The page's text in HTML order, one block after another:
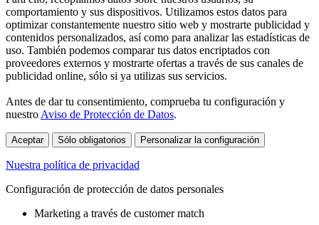
comportamiento y sus dispositivos. Utilizamos estos datos para
optimizar constantemente nuestro sitio web y mostrarte publicidad y
contenidos personalizados, así como para analizar las estadísticas de
uso. También podemos comparar tus datos encriptados con
proveedores externos y mostrarte ofertas a través de sus canales de
publicidad online, sólo si ya utilizas sus servicios.
Antes de dar tu consentimiento, comprueba tu configuración y
nuestro Aviso de Protección de Datos.
Aceptar Sólo obligatorios Personalizar la configuración
Nuestra política de privacidad
Configuración de protección de datos personales
Marketing a través de customer match